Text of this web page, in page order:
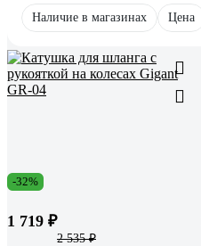
Наличие в магазинах Цена
-32%
1 719 ₽
2 535 ₽